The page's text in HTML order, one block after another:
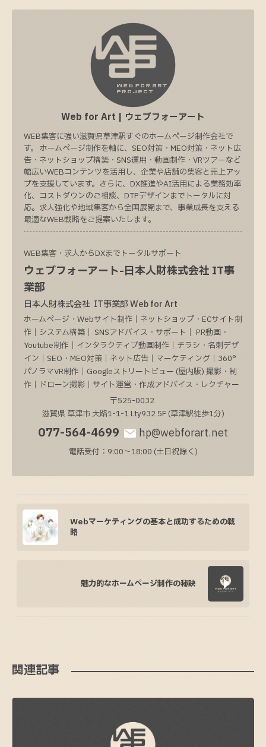
Web for Art | ウェブフォーアート
WEB集客に強い滋賀県草津駅すぐのホームページ制作会社で
す。 ホームページ制作を軸に、SEO対策・MEO対策・ネット広
告・ネットショップ構築・SNS運用・動画制作・VRツアーなど
幅広いWEBコンテンツを活用し、企業や店舗の集客と売上アッ
プを支援しています。さらに、DX推進やAI活用による業務効率
化、コストダウンのご相談、DTPデザインまでトータルに対
応。求人強化や地域集客から全国展開まで、事業成長を支える
最適なWEB戦略をご提案いたします。
WEB集客・求人からDXまでトータルサポート
ウェブフォーアート-日本人財株式会社 IT事
業部
日本人財株式会社 IT事業部 Web for Art
ホームページ・Webサイト制作｜ネットショップ・ECサイト制
作｜システム構築｜ SNSアドバイス・サポート｜ PR動画・
Youtube制作｜インタラクティブ動画制作｜チラシ・名刺デザ
イン｜SEO・MEO対策｜ネット広告｜マーケティング｜360°
パノラマVR制作｜Googleストリートビュー (屋内版) 撮影・制
作｜ドローン撮影｜サイト運営・作成アドバイス・レクチャー
〒525-0032
滋賀県 草津市 大路1-1-1 Lty932 5F (草津駅徒歩1分)
077-564-4699 hp@webforart.net
電話受付：9:00～18:00 (土日祝除く)
Webマーケティングの基本と成功するための戦
略
魅力的なホームページ制作の秘訣
関連記事